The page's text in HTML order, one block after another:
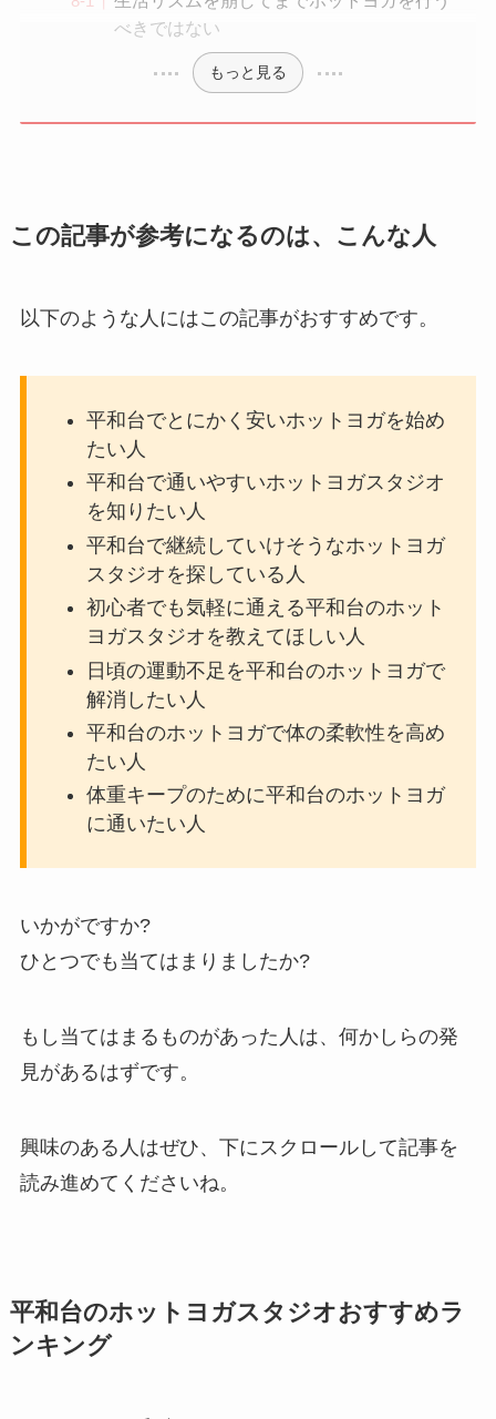
べきではない
もっと見る
この記事が参考になるのは、こんな人
以下のような人にはこの記事がおすすめです。
平和台でとにかく安いホットヨガを始め
たい人
平和台で通いやすいホットヨガスタジオ
を知りたい人
平和台で継続していけそうなホットヨガ
スタジオを探している人
初心者でも気軽に通える平和台のホット
ヨガスタジオを教えてほしい人
日頃の運動不足を平和台のホットヨガで
解消したい人
平和台のホットヨガで体の柔軟性を高め
たい人
体重キープのために平和台のホットヨガ
に通いたい人
いかがですか?
ひとつでも当てはまりましたか?
もし当てはまるものがあった人は、何かしらの発
見があるはずです。
興味のある人はぜひ、下にスクロールして記事を
読み進めてくださいね。
平和台のホットヨガスタジオおすすめラ
ンキング